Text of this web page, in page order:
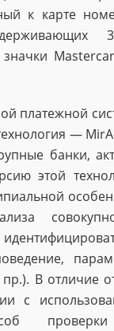
к карте
платежной
—
банки,
этой
В отличие
с
проверки